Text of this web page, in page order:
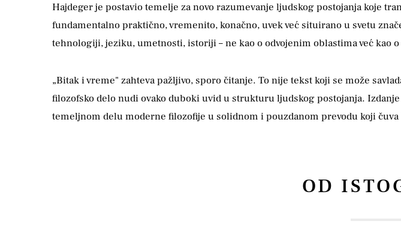
Hajdeger je postavio temelje za novo razumevanje ljudskog postojanja koje
fundamentalno praktično, vremenito, konačno, uvek već situirano u svetu
tehnologiji, jeziku, umetnosti, istoriji – ne kao o odvojenim oblastima već kao
„Bitak i vreme" zahteva pažljivo, sporo čitanje. To nije tekst koji se može
filozofsko delo nudi ovako duboki uvid u strukturu ljudskog postojanja.
temeljnom delu moderne filozofije u solidnom i pouzdanom prevodu koji
OD